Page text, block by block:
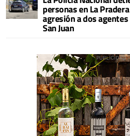
personas en La
agresión a dos agentes
San Juan